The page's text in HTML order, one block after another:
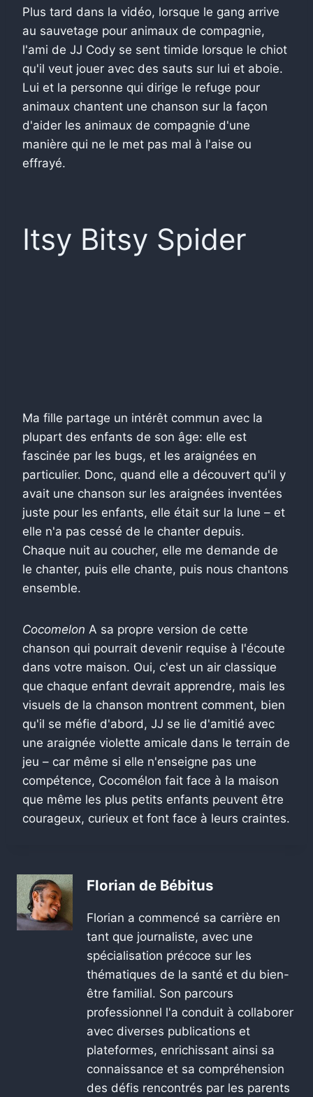
Plus tard dans la vidéo, lorsque le gang arrive
au sauvetage pour animaux de compagnie,
l'ami de JJ Cody se sent timide lorsque le chiot
qu'il veut jouer avec des sauts sur lui et aboie.
Lui et la personne qui dirige le refuge pour
animaux chantent une chanson sur la façon
d'aider les animaux de compagnie d'une
manière qui ne le met pas mal à l'aise ou
effrayé.
Itsy Bitsy Spider
Ma fille partage un intérêt commun avec la
plupart des enfants de son âge: elle est
fascinée par les bugs, et les araignées en
particulier. Donc, quand elle a découvert qu'il y
avait une chanson sur les araignées inventées
juste pour les enfants, elle était sur la lune – et
elle n'a pas cessé de le chanter depuis.
Chaque nuit au coucher, elle me demande de
le chanter, puis elle chante, puis nous chantons
ensemble.
Cocomelon A sa propre version de cette
chanson qui pourrait devenir requise à l'écoute
dans votre maison. Oui, c'est un air classique
que chaque enfant devrait apprendre, mais les
visuels de la chanson montrent comment, bien
qu'il se méfie d'abord, JJ se lie d'amitié avec
une araignée violette amicale dans le terrain de
jeu – car même si elle n'enseigne pas une
compétence, Cocomélon fait face à la maison
que même les plus petits enfants peuvent être
courageux, curieux et font face à leurs craintes.
Florian de Bébitus
Florian a commencé sa carrière en
tant que journaliste, avec une
spécialisation précoce sur les
thématiques de la santé et du bien-
être familial. Son parcours
professionnel l'a conduit à collaborer
avec diverses publications et
plateformes, enrichissant ainsi sa
connaissance et sa compréhension
des défis rencontrés par les parents